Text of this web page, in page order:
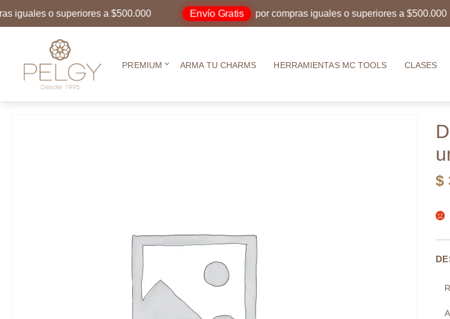
o superiores a $500.000 Envío Gratis por compras iguales o superiores a $500.000
PREMIUM ARMA TU CHARMS HERRAMIENTAS MC TOOLS CLASES
$